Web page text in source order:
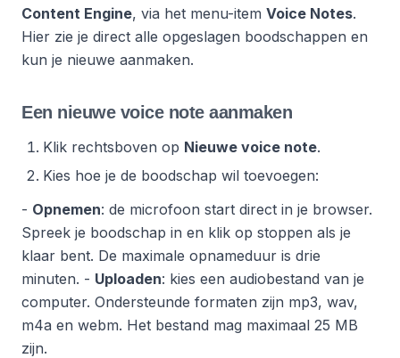
Content Engine, via het menu-item Voice Notes.
Hier zie je direct alle opgeslagen boodschappen en
kun je nieuwe aanmaken.
Een nieuwe voice note aanmaken
Klik rechtsboven op Nieuwe voice note.
Kies hoe je de boodschap wil toevoegen:
- Opnemen: de microfoon start direct in je browser.
Spreek je boodschap in en klik op stoppen als je
klaar bent. De maximale opnameduur is drie
minuten. - Uploaden: kies een audiobestand van je
computer. Ondersteunde formaten zijn mp3, wav,
m4a en webm. Het bestand mag maximaal 25 MB
zijn.